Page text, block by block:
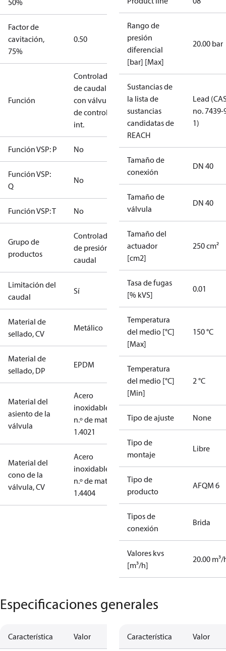
50%
Factor de
cavitación,
75%
0.50
Función
Controlador
de caudal
con válvula
de control
int.
Función VSP: P No
Función VSP:
Q
No
Función VSP: T No
Grupo de
productos
Controladores
de presión y
caudal
Limitación del
caudal
Sí
Material de
sellado, CV
Metálico
Material de
sellado, DP
EPDM
Material del
asiento de la
válvula
Acero
inoxidable,
n.º de mat.
1.4021
Material del
cono de la
válvula, CV
Acero
inoxidable,
n.º de mat.
1.4404
Rango de
presión
diferencial
[bar] [Max]
20.00 bar
Sustancias de
la lista de
sustancias
candidatas de
REACH
Lead
no. 7439-
1)
Tamaño de
conexión
DN 40
Tamaño de
válvula
DN 40
Tamaño del
actuador
[cm2]
250 cm²
Tasa de fugas
[% kVS]
0.01
Temperatura
del medio [°C]
[Max]
150 °C
Temperatura
del medio [°C]
[Min]
2 °C
Tipo de ajuste None
Tipo de
montaje
Libre
Tipo de
producto
AFQM 6
Tipos de
conexión
Brida
Valores kvs
[m³/h]
20.00 m³/
Especificaciones generales
Característica Valor Característica Valor